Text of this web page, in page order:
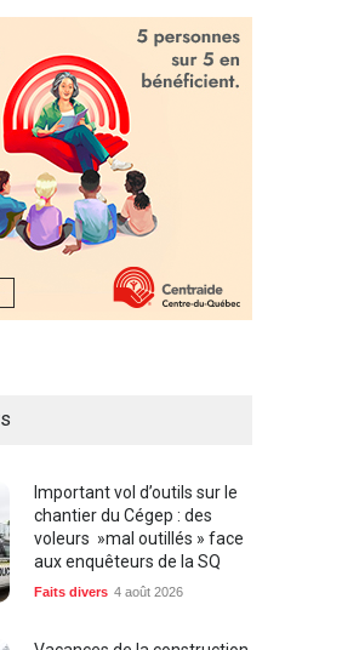
Important vol d’outils sur le
chantier du Cégep : des
voleurs »mal outillés » face
aux enquêteurs de la SQ
Faits divers 4 août 2026